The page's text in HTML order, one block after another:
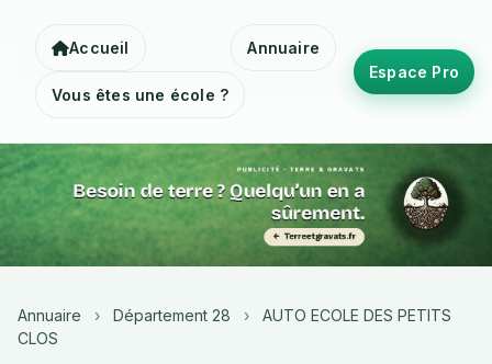
Accueil Annuaire
Vous êtes une école ?
Espace Pro
Annuaire › Département 28 ›
AUTO ECOLE DES PETITS
CLOS